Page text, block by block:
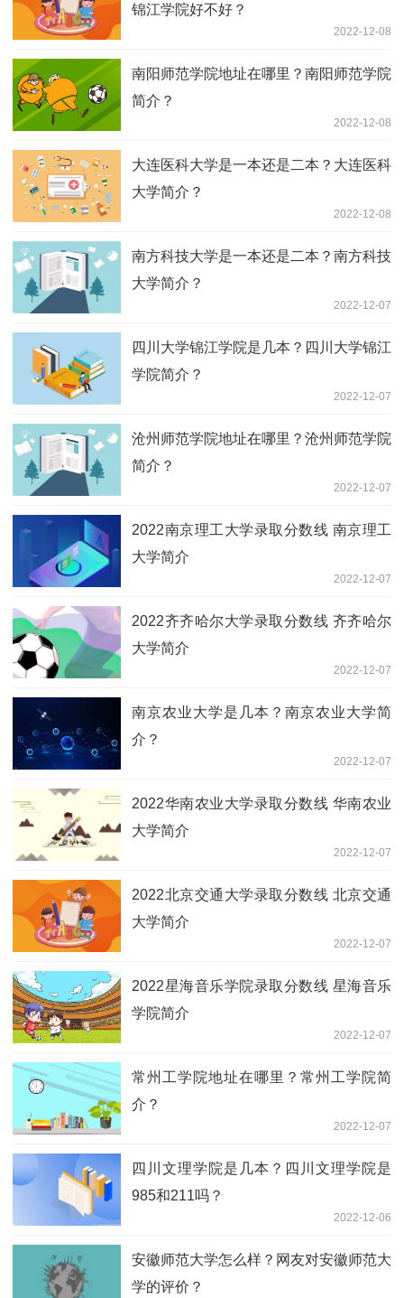
锦江学院好不好？
2022-12-08
南阳师范学院地址在哪里？南阳师范学院
简介？
2022-12-08
大连医科大学是一本还是二本？大连医科
大学简介？
2022-12-08
南方科技大学是一本还是二本？南方科技
大学简介？
2022-12-07
四川大学锦江学院是几本？四川大学锦江
学院简介？
2022-12-07
沧州师范学院地址在哪里？沧州师范学院
简介？
2022-12-07
2022南京理工大学录取分数线 南京理工
大学简介
2022-12-07
2022齐齐哈尔大学录取分数线 齐齐哈尔
大学简介
2022-12-07
南京农业大学是几本？南京农业大学简
介？
2022-12-07
2022华南农业大学录取分数线 华南农业
大学简介
2022-12-07
2022北京交通大学录取分数线 北京交通
大学简介
2022-12-07
2022星海音乐学院录取分数线 星海音乐
学院简介
2022-12-07
常州工学院地址在哪里？常州工学院简
介？
2022-12-07
四川文理学院是几本？四川文理学院是
985和211吗？
2022-12-06
安徽师范大学怎么样？网友对安徽师范大
学的评价？